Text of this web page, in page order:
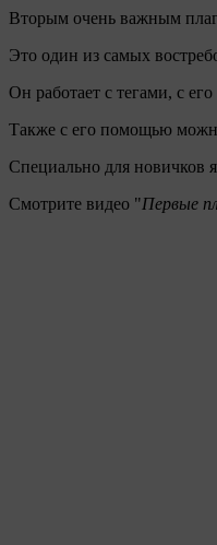
Вторым очень важным
Это один из самых
Он работает с тегами, с
Также с его помощью
Специально для новичков
Смотрите видео "Первые